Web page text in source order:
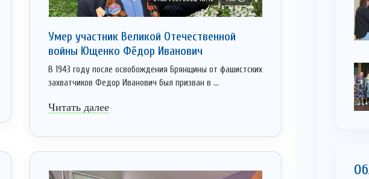
Умер участник Великой Отечественной
войны Ющенко Фёдор Иванович
В 1943 году после освобождения Брянщины от фашистских
захватчиков Федор Иванович был призван в ...
Читать далее